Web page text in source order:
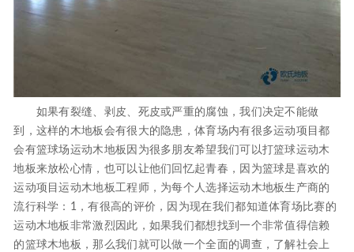
如果有裂缝、剥皮、死皮或严重的腐蚀，我们决定不能做
到，这样的木地板会有很大的隐患，体育场内有很多运动项目都
会有篮球场运动木地板因为很多朋友希望我们可以打篮球运动木
地板来放松心情，也可以让他们回忆起青春，因为篮球是喜欢的
运动项目运动木地板工程师，为每个人选择运动木地板生产商的
流行科学：1，有很高的评价，因为现在我们都知道体育场比赛的
运动木地板非常激烈因此，如果我们都想找到一个非常值得信赖
的篮球木地板，那么我们就可以做一个全面的调查，了解社会上